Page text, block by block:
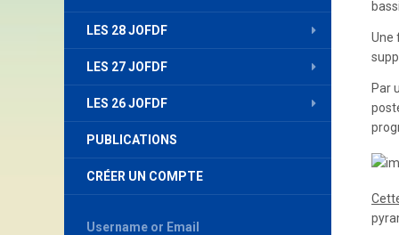
LES 28 JOFDF
LES 27 JOFDF
LES 26 JOFDF
PUBLICATIONS
CRÉER UN COMPTE
Username or Email
Une
Par